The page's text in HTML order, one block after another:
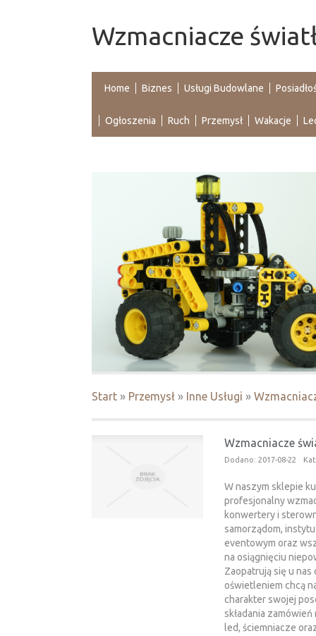
Wzmacniacze
Home Biznes Usługi Budowlane
Ogłoszenia Ruch Przemysł Wakacje
Start » Przemysł » Inne Usługi »
Wzmacniacze
Dodano: 2017-08-22
W naszym sklepie
profesjonalny
konwertery i
samorządom,
eventowym oraz
na osiągnięciu
Zaopatrują się u
oświetleniem chcą
charakter swojej
składania
led, ściemniacze